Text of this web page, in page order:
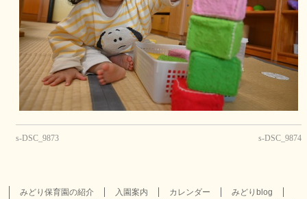
s-DSC_9873 s-DSC_9874
みどり保育園の紹介 入園案内 カレンダー
みどりblog